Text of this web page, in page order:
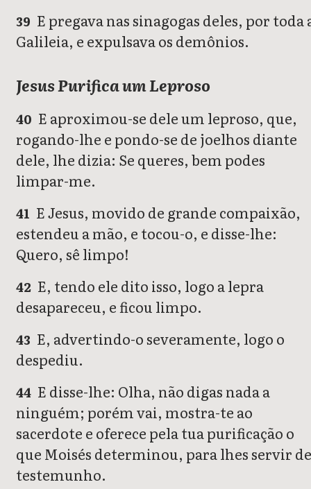
39 E pregava nas sinagogas deles, por toda
Galileia, e expulsava os demônios.
Jesus Purifica um Leproso
40 E aproximou-se dele um leproso, que,
rogando-lhe e pondo-se de joelhos diante
dele, lhe dizia: Se queres, bem podes
limpar-me.
41 E Jesus, movido de grande compaixão,
estendeu a mão, e tocou-o, e disse-lhe:
Quero, sê limpo!
42 E, tendo ele dito isso, logo a lepra
desapareceu, e ficou limpo.
43 E, advertindo-o severamente, logo o
despediu.
44 E disse-lhe: Olha, não digas nada a
ninguém; porém vai, mostra-te ao
sacerdote e oferece pela tua purificação o
que Moisés determinou, para lhes servir de
testemunho.